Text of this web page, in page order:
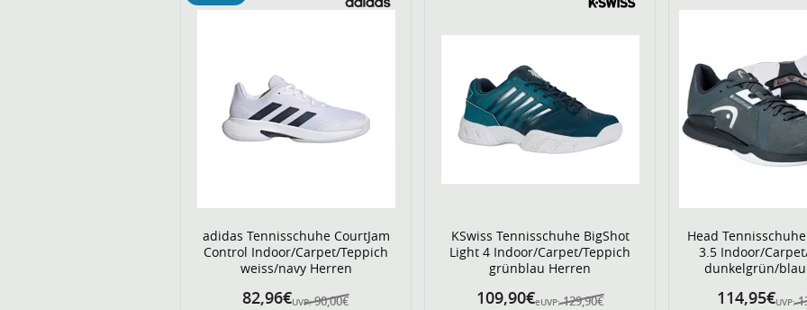
adidas Tennisschuhe CourtJam
Control Indoor/Carpet/Teppich
weiss/navy Herren
UVP: 90,00€
82,96€
KSwiss Tennisschuhe BigShot
Light 4 Indoor/Carpet/Teppich
grünblau Herren
eUVP: 129,90€
109,90€
Head
3.5 Indoor/
dunkelgrün/
UVP:
114,95€